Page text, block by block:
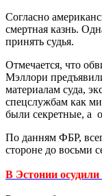
Согласно
смертная казнь.
принять судья.
Отмечается, что
Мэллори
материалам суда,
спецслужбам как
были секретные, а
По данням ФБР,
стороне до восьми
В Эстонии